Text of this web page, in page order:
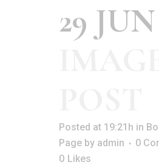
29 JUN
Posted at 19:21h in
Page by admin
0
0 Likes